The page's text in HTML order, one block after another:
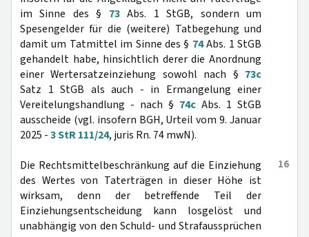
im Sinne des § 73Abs. 1 StGB, sondern um
Spesengelder für die (weitere) Tatbegehung und
damit um Tatmittel im Sinne des § 74Abs. 1 StGB
gehandelt habe, hinsichtlich derer die Anordnung
einer Wertersatzeinziehung sowohl nach § 73c
Satz 1 StGB als auch - in Ermangelung einer
Vereitelungshandlung - nach § 74c Abs. 1 StGB
ausscheide (vgl. insofern BGH, Urteil vom 9. Januar
2025 -3 StR 111/24, juris Rn. 74 mwN).
16
Die Rechtsmittelbeschränkung auf die Einziehung
des Wertes von Taterträgen in dieser Höhe ist
wirksam, denn der betreffende Teil der
Einziehungsentscheidung kann losgelöst und
unabhängig von den Schuld- und Strafaussprüchen